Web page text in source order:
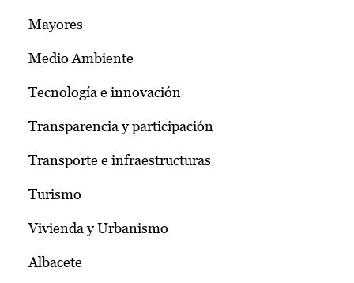
Mayores
Medio Ambiente
Tecnología e innovación
Transparencia y participación
Transporte e infraestructuras
Turismo
Vivienda y Urbanismo
Albacete